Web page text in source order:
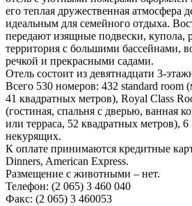
его теплая дружественная атмосфера
идеальным для семейного отдыха.
передают изящные подвески, купола,
территория с большими бассейнами,
речкой и прекрасными садами.
Отель состоит из девятнадцати 3-
Всего 530 номеров: 432 standard room
41 квадратных метров), Royal Class
(гостиная, спальня с дверью, ванная
или терраса, 52 квадратных метров),
некурящих.
К оплате принимаются кредитные
Dinners, American Express.
Размещение с животными – нет.
Телефон: (2 065) 3 460 040
Факс: (2 065) 3 460053